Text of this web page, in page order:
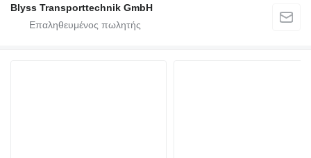
Blyss Transporttechnik GmbH